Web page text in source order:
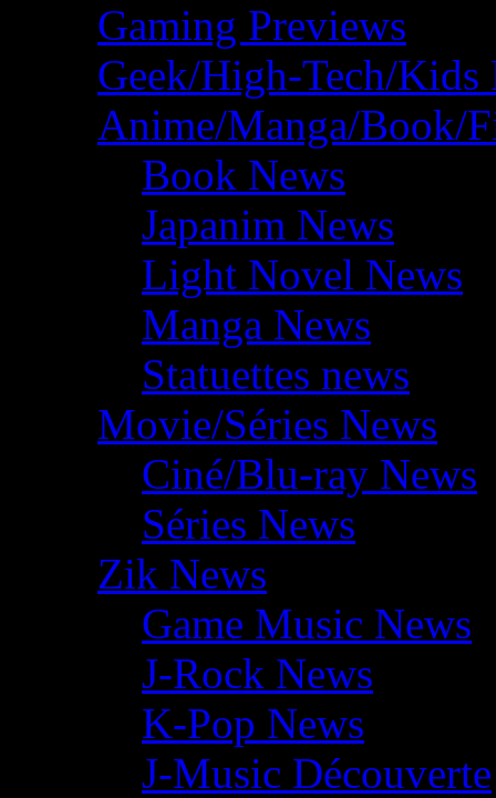
Gaming Previews
Geek/High-Tech/Kids
Anime/Manga/Book/
Book News
Japanim News
Light Novel News
Manga News
Statuettes news
Movie/Séries News
Ciné/Blu-ray News
Séries News
Zik News
Game Music News
J-Rock News
K-Pop News
J-Music Découverte